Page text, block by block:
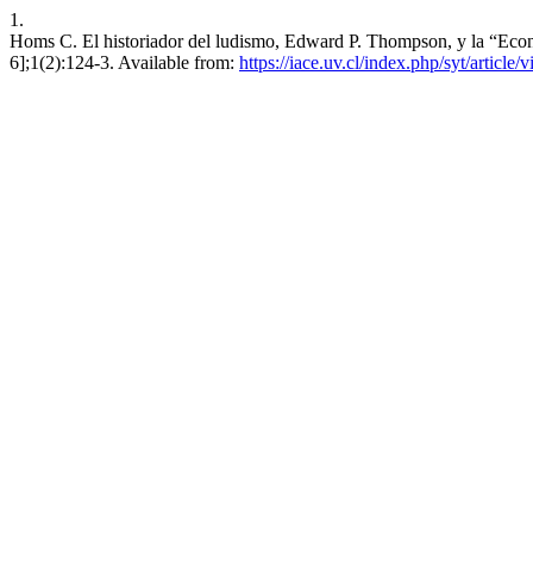
1.
Homs C. El historiador del ludismo, Edward P. Thompson, y la
6];1(2):124-3. Available from: https://iace.uv.cl/index.php/syt/article/